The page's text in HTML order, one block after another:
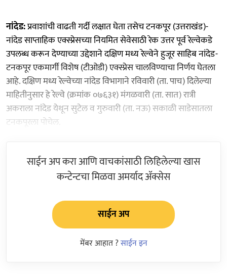
नांदेड:प्रवाशांची वाढती गर्दी लक्षात घेता तसेच टनकपूर (उत्तराखंड)-
नांदेड साप्ताहिक एक्स्प्रेसच्या नियमित सेवेसाठी रेक उत्तर पूर्व रेल्वेकडे
उपलब्ध करून देण्याच्या उद्देशाने दक्षिण मध्य रेल्वेने हुजूर साहिब नांदेड-
टनकपूर एकमार्गी विशेष (टीओडी) एक्स्प्रेस चालविण्याचा निर्णय घेतला
आहे. दक्षिण मध्य रेल्वेच्या नांदेड विभागाने रविवारी (ता. पाच) दिलेल्या
माहितीनुसार हे रेल्वे (क्रमांक ०७६३१) मंगळवारी (ता. सात) रात्री
अकराला नांदेड येथून सुटेल व गुरुवारी (ता. नऊ) सकाळी साडेसातला
टनकपूरला पोचेल.
साईन अप करा आणि वाचकांसाठी लिहिलेल्या खास
कन्टेन्टचा मिळवा अमर्याद ॲक्सेस
साईन अप
मेंबर आहात ?साईन इन